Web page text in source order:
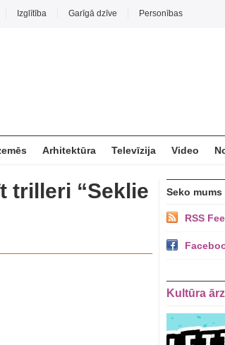
Izglītība Garīgā dzīve Personības
Arhitektūra Televīzija Video
trilleri “Seklie
Seko mums
RSS
Kultūra